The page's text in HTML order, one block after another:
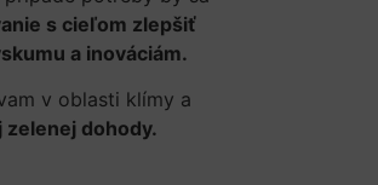
s cieľom zlepšiť
a inováciám.
v oblasti klímy a
dohody.